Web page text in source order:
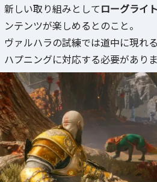
新しい取り組みとしてローグライ
ンテンツが楽しめるとのこと。
ヴァルハラの試練では道中に現れ
ハプニングに対応する必要がありま